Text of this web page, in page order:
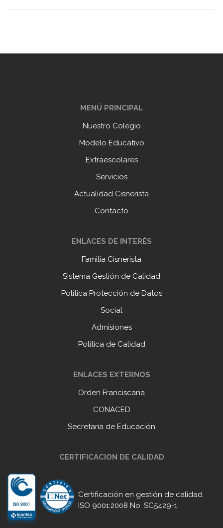
MENÚ PRINCIPAL
Nuestro Colegio
Modelo Educativo
Extraescolares
Servicios
Actualidad Cisnerista
Contacto
ENLACES DE INTERÉS
Familia Cisnerista
Sistema Gestión de Calidad
Política Protección de Datos
Social
Admisiones
Política de Calidad
ENLACES EXTERNOS
Orden Franciscana
CONACED
Secretaría de Educación
CERTIFICACION DE CALIDAD
Certificación en gestión de calidad
ISO 9001:2008 No. SC5429-1